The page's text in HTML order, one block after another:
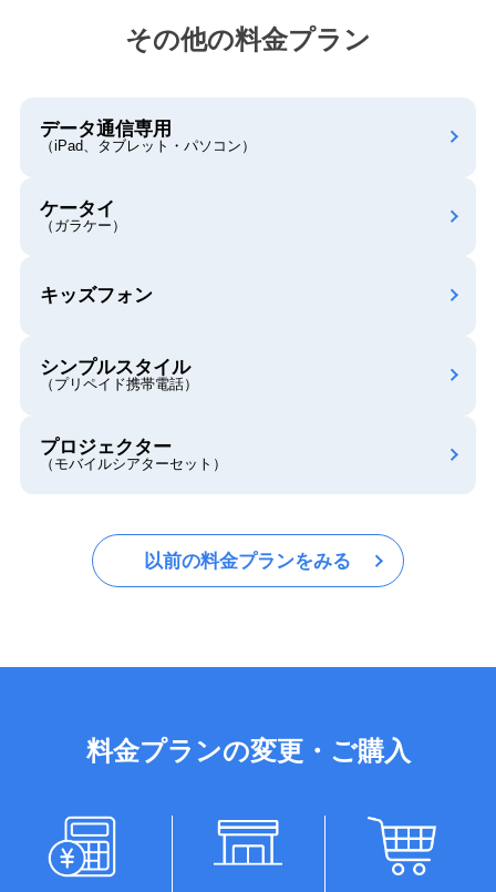
その他の料金プラン
データ通信専用
（iPad、タブレット・パソコン）
ケータイ
（ガラケー）
キッズフォン
シンプルスタイル
（プリペイド携帯電話）
プロジェクター
（モバイルシアターセット）
以前の料金プランをみる
料金プランの変更・ご購入